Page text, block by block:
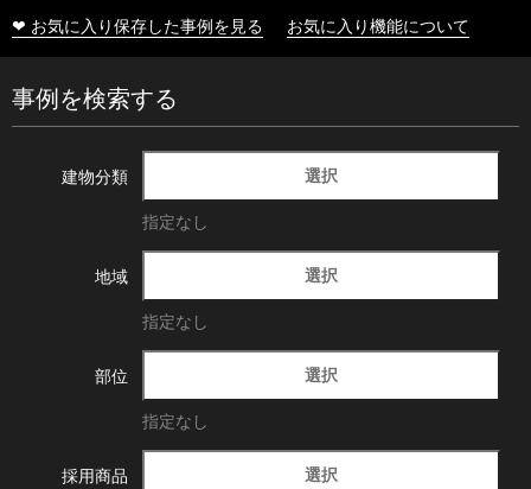
❤ お気に入り保存した事例を見る お気に入り機能について
事例を検索する
建物分類 選択
指定なし
地域 選択
指定なし
部位 選択
指定なし
採用商品 選択